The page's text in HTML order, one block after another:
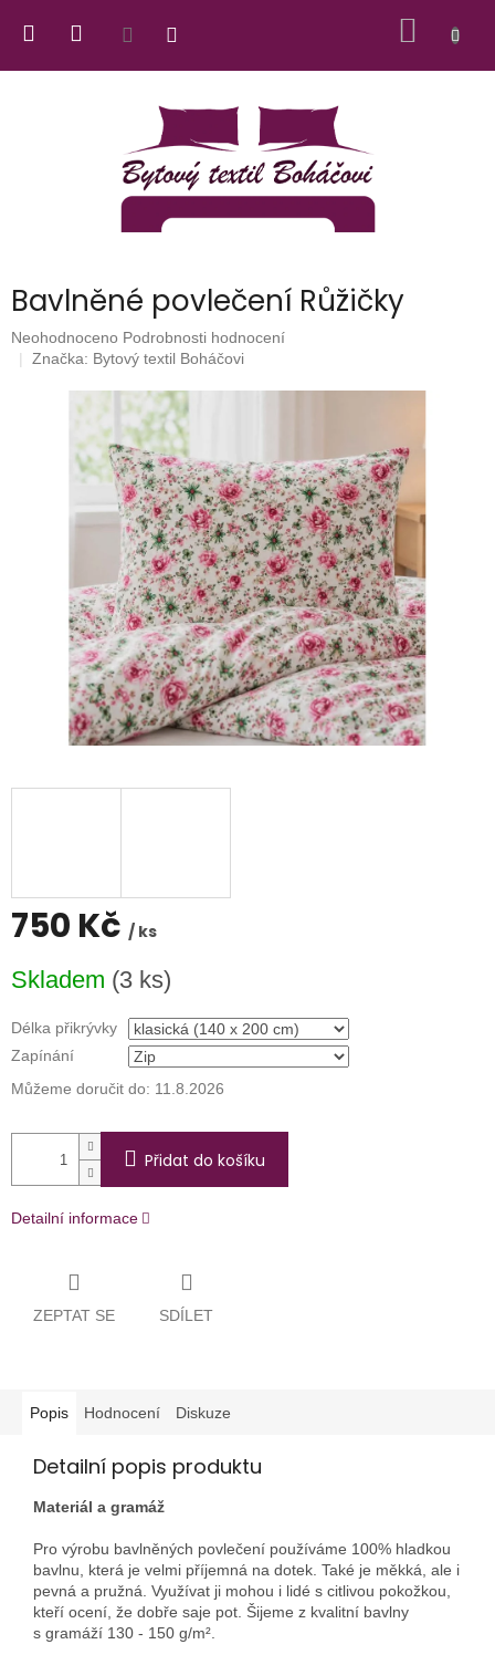
Bavlněné povlečení Růžičky
Průměrné
hodnocení
hvězdiček.
Neohodnoceno Podrobnosti hodnocení
Značka: Bytový textil Boháčovi
750 Kč / ks
cena:
Skladem (3 ks)
Délka přikrývky
Zapínání
Můžeme doručit do: 11.8.2026
Přidat do košíku
Detailní informace
ZEPTAT SE SDÍLET
Popis Hodnocení Diskuze
Detailní popis produktu
Materiál a gramáž
Pro výrobu bavlněných povlečení používáme 100% hladkou
bavlnu, která je velmi příjemná na dotek. Také je měkká, ale i
pevná a pružná. Využívat ji mohou i lidé s citlivou pokožkou,
kteří ocení, že dobře saje pot. Šijeme z kvalitní bavlny
s gramáží 130 - 150 g/m².